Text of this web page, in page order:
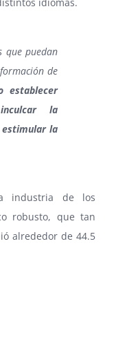
que puedan
de
establecer
la
estimular la
industria de los
robusto, que tan
alrededor de 44.5